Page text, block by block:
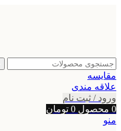
مقایسه
علاقه مندی
ورود / ثبت نام
0 محصول 0 تومان
منو